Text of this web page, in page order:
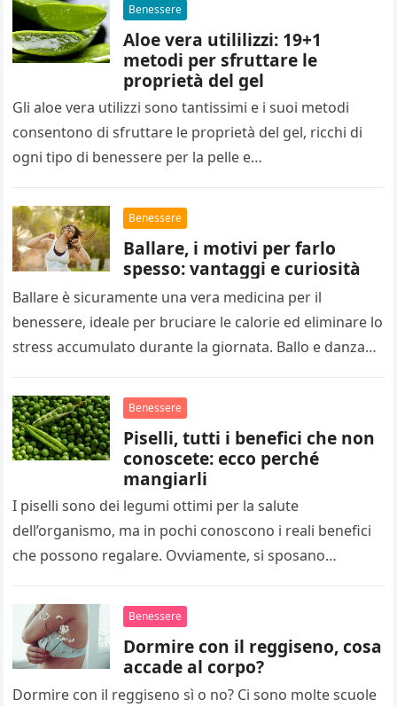
Benessere
Aloe vera utililizzi: 19+1
metodi per sfruttare le
proprietà del gel
Gli aloe vera utilizzi sono tantissimi e i suoi metodi
consentono di sfruttare le proprietà del gel, ricchi di
ogni tipo di benessere per la pelle e…
Benessere
Ballare, i motivi per farlo
spesso: vantaggi e curiosità
Ballare è sicuramente una vera medicina per il
benessere, ideale per bruciare le calorie ed eliminare lo
stress accumulato durante la giornata. Ballo e danza
Benessere
Piselli, tutti i benefici che non
conoscete: ecco perché
mangiarli
I piselli sono dei legumi ottimi per la salute
dell’organismo, ma in pochi conoscono i reali benefici
che possono regalare. Ovviamente, si sposano
Benessere
Dormire con il reggiseno, cosa
accade al corpo?
Dormire con il reggiseno sì o no? Ci sono molte scuole